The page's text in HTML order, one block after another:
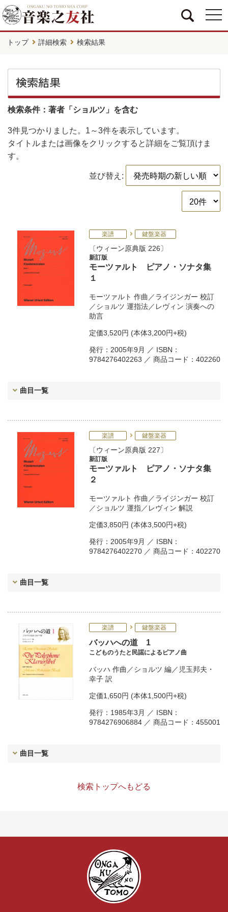
トップ 詳細検索 検索結果
検索結果
検索条件：著者「ショルツ」を含む
3件見つかりました。 1～3件を表示しています。
タイトルまたは画像をクリックすると詳細をご覧頂けま
す。
並び替え:
楽譜 鍵盤楽器
ウィーン原典版 226
新訂版
モーツァルト ピアノ・ソナタ集
１
モーツァルト 作曲／ライジンガー 校訂
／ショルツ 運指法／ レヴィン 演奏への
助言
定価3,520円 (本体3,200円+税)
発行：2005年9月 ／ ISBN：
9784276402263 ／ 商品コード：402260
曲目一覧
楽譜 鍵盤楽器
ウィーン原典版 227
新訂版
モーツァルト ピアノ・ソナタ集
２
モーツァルト 作曲／ライジンガー 校訂
／ショルツ 運指／ レヴィン 解説
定価3,850円 (本体3,500円+税)
発行：2005年9月 ／ ISBN：
9784276402270 ／ 商品コード：402270
曲目一覧
楽譜 鍵盤楽器
バッハへの道 1
こどものうたと民謡によるピアノ曲
バッハ 作曲／ショルツ 編／ 児玉邦夫・
幸子 訳
定価1,650円 (本体1,500円+税)
発行：1985年3月 ／ ISBN：
9784276906884 ／ 商品コード：455001
曲目一覧
検索トップへもどる